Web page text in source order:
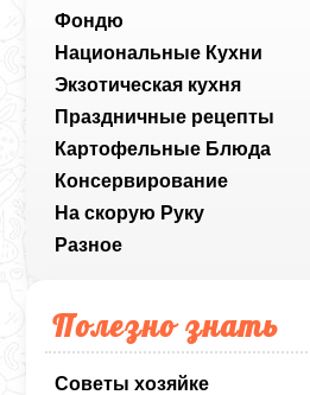
Фондю
Национальные Кухни
Экзотическая кухня
Праздничные рецепты
Картофельные Блюда
Консервирование
На скорую Руку
Разное
Полезно знать
Советы хозяйке